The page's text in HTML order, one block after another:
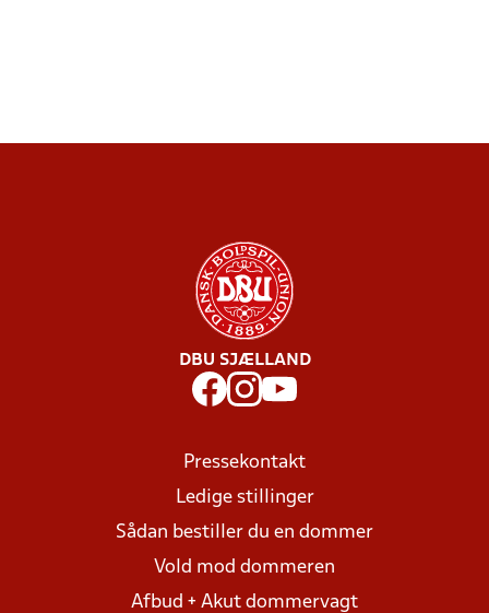
DBU SJÆLLAND
Pressekontakt
Ledige stillinger
Sådan bestiller du en dommer
Vold mod dommeren
Afbud + Akut dommervagt